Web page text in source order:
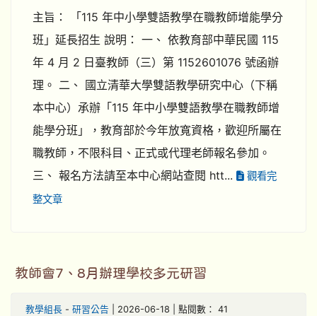
主旨： 「115 年中小學雙語教學在職教師增能學分
班」延長招生 說明： 一、 依教育部中華民國 115
年 4 月 2 日臺教師（三）第 1152601076 號函辦
理。 二、 國立清華大學雙語教學研究中心（下稱
本中心）承辦「115 年中小學雙語教學在職教師增
能學分班」，教育部於今年放寬資格，歡迎所屬在
職教師，不限科目、正式或代理老師報名參加。
三、 報名方法請至本中心網站查閱 htt...
觀看完
整文章
教師會7、8月辦理學校多元研習
教學組長 - 研習公告 | 2026-06-18 | 點閱數： 41